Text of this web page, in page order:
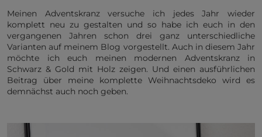
Meinen Adventskranz versuche ich jedes Jahr wieder
komplett neu zu gestalten und so habe ich euch in den
vergangenen Jahren schon drei ganz unterschiedliche
Varianten auf meinem Blog vorgestellt. Auch in diesem Jahr
möchte ich euch meinen modernen Adventskranz in
Schwarz & Gold mit Holz zeigen. Und einen ausführlichen
Beitrag über meine komplette Weihnachtsdeko wird es
demnächst auch noch geben.